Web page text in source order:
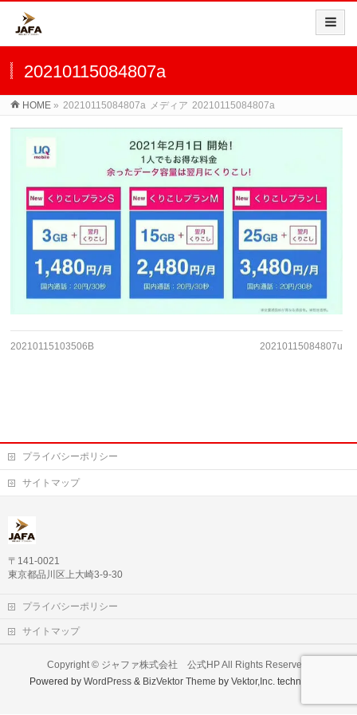
20210115084807a
HOME » 20210115084807a メディア 20210115084807a
20210115103506B 20210115084807u
プライバシーポリシー
サイトマップ
〒141-0021
東京都品川区上大崎3-9-30
プライバシーポリシー
サイトマップ
Copyright © ジャファ株式会社 公式HPAll Rights Reserved.
Powered byWordPress & BizVektor Theme byVektor,Inc. technology.